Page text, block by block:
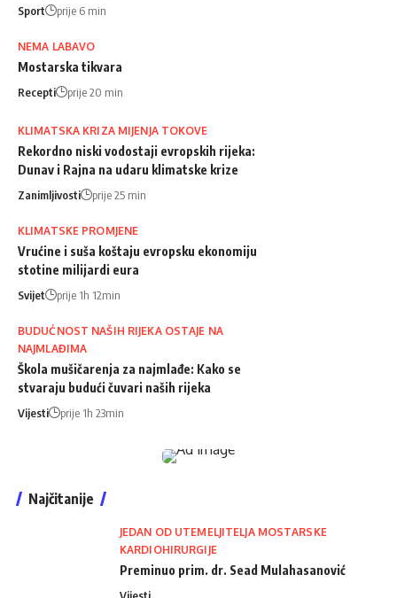
Sport prije 6 min
NEMA LABAVO
Mostarska tikvara
Recepti prije 20 min
KLIMATSKA KRIZA MIJENJA TOKOVE
Rekordno niski vodostaji evropskih rijeka:
Dunav i Rajna na udaru klimatske krize
Zanimljivosti prije 25 min
KLIMATSKE PROMJENE
Vrućine i suša koštaju evropsku ekonomiju
stotine milijardi eura
Svijet prije 1h 12min
BUDUĆNOST NAŠIH RIJEKA OSTAJE NA
NAJMLAĐIMA
Škola mušičarenja za najmlađe: Kako se
stvaraju budući čuvari naših rijeka
Vijesti prije 1h 23min
Najčitanije
JEDAN OD UTEMELJITELJA MOSTARSKE
KARDIOHIRURGIJE
Preminuo prim. dr. Sead Mulahasanović
Vijesti